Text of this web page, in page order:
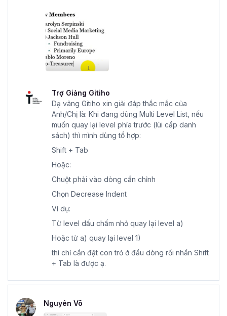
Trợ Giảng Gitiho
Dạ vâng Gitiho xin giải đáp thắc mắc của
Anh/Chị là: Khi đang dùng Multi Level List, nếu
muốn quay lại level phía trước (lùi cấp danh
sách) thì mình dùng tổ hợp:
Shift + Tab
Hoặc:
Chuột phải vào dòng cần chỉnh
Chọn Decrease Indent
Ví dụ:
Từ level dấu chấm nhỏ quay lại level a)
Hoặc từ a) quay lại level 1)
thì chỉ cần đặt con trỏ ở đầu dòng rồi nhấn Shift
+ Tab là được ạ.
Nguyên Võ